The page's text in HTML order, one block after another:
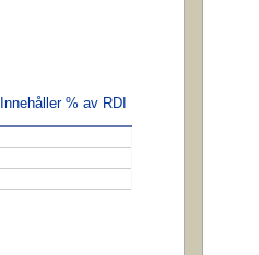
Innehåller % av RDI